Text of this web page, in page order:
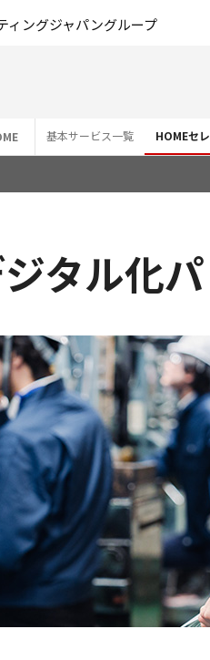
ィングジャパングループ
基本サービス一覧 HOMEセ
タル化